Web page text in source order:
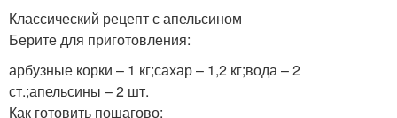
Классический рецепт с апельсином
Берите для приготовления:
арбузные корки – 1 кг;сахар – 1,2 кг;вода – 2
ст.;апельсины – 2 шт.
Как готовить пошагово: